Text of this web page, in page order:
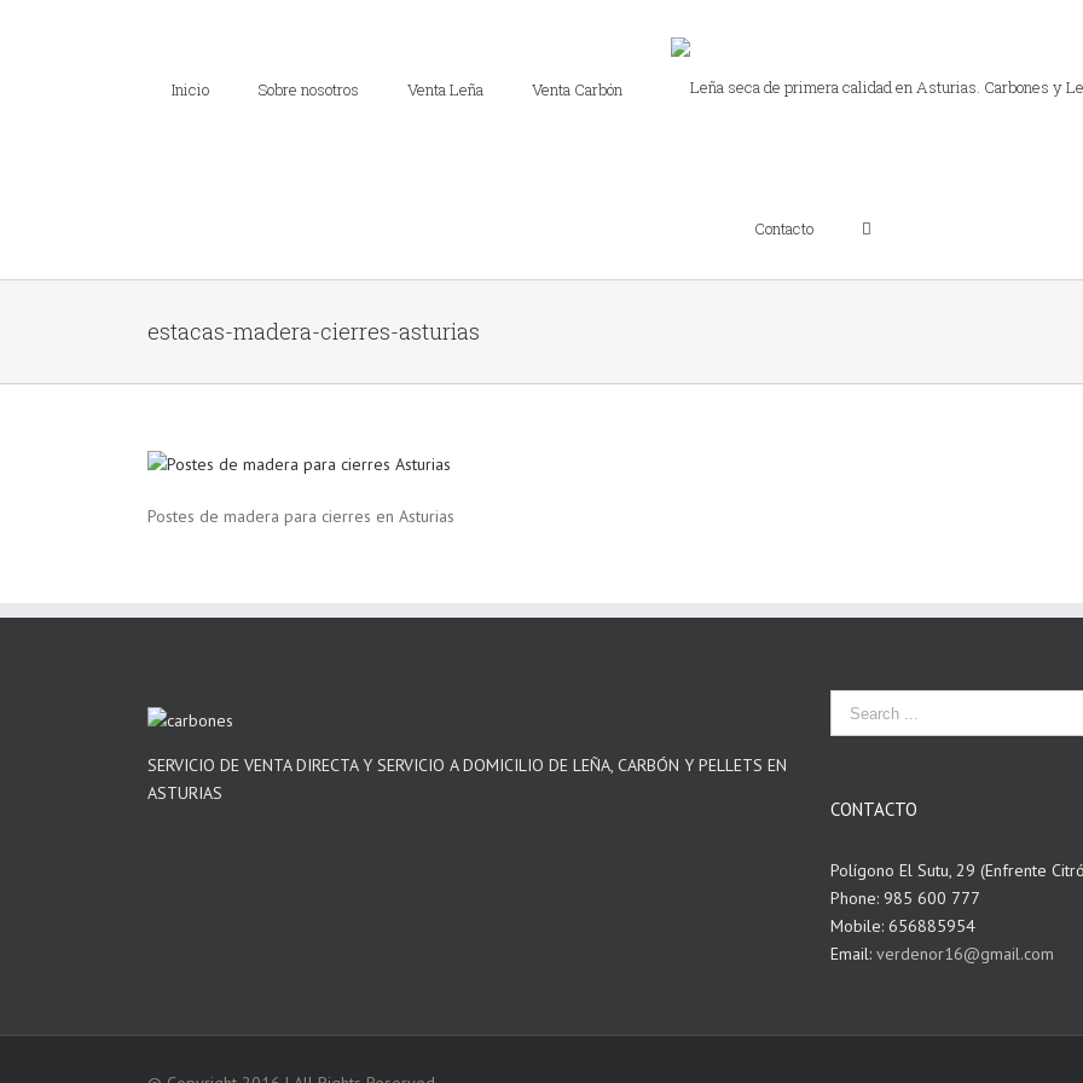
Inicio Sobre nosotros Venta Leña Venta Carbón
Contacto
estacas-madera-cierres-asturias
Postes de madera para cierres en Asturias
SERVICIO DE VENTA DIRECTA Y SERVICIO A DOMICILIO DE LEÑA, CARBÓN Y PELLETS EN
ASTURIAS
CONTACTO
Polígono El Sutu, 29 (Enfrente
Phone: 985 600 777
Mobile: 656885954
Email: verdenor16@gmail.com